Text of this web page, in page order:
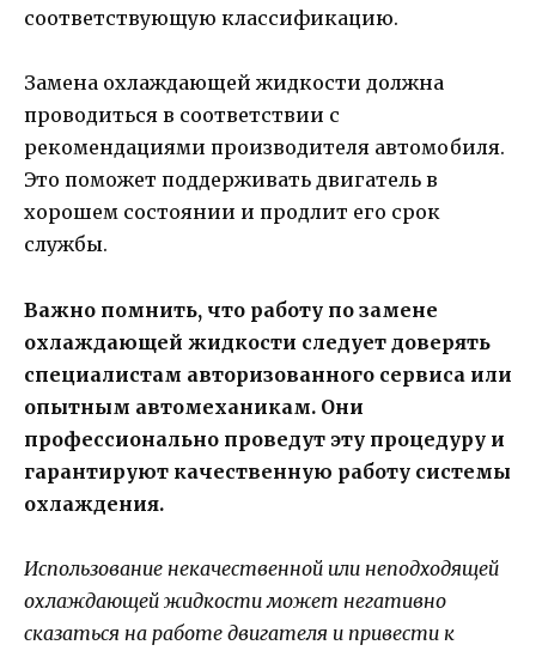
соответствующую классификацию.
Замена охлаждающей жидкости должна
проводиться в соответствии с
рекомендациями производителя автомобиля.
Это поможет поддерживать двигатель в
хорошем состоянии и продлит его срок
службы.
Важно помнить, что работу по замене
охлаждающей жидкости следует доверять
специалистам авторизованного сервиса или
опытным автомеханикам. Они
профессионально проведут эту процедуру и
гарантируют качественную работу системы
охлаждения.
Использование некачественной или неподходящей
охлаждающей жидкости может негативно
сказаться на работе двигателя и привести к